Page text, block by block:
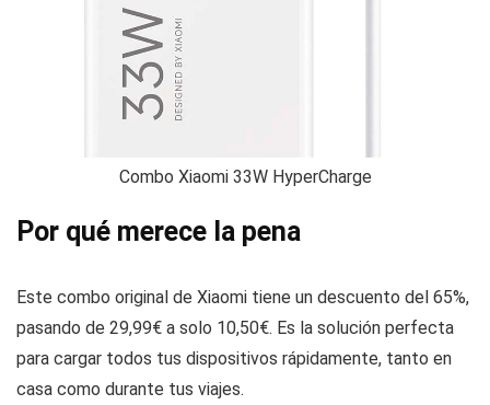
Combo Xiaomi 33W HyperCharge
Por qué merece la pena
Este combo original de Xiaomi tiene un descuento del 65%,
pasando de 29,99€ a solo 10,50€. Es la solución perfecta
para cargar todos tus dispositivos rápidamente, tanto en
casa como durante tus viajes.